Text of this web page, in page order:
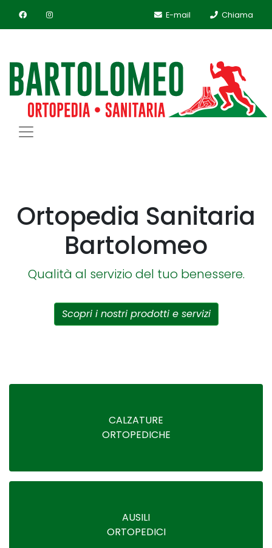
E-mail Chiama
Ortopedia Sanitaria
Bartolomeo
Qualità al servizio del tuo benessere.
Scopri i nostri prodotti e servizi
CALZATURE
ORTOPEDICHE
AUSILI
ORTOPEDICI